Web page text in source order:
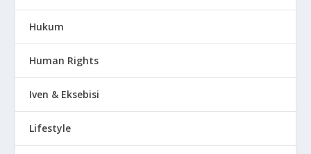
Hukum
Human Rights
Iven & Eksebisi
Lifestyle